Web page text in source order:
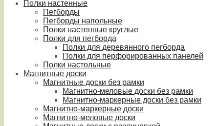
Полки настенные
Пегборды
Пегборды напольные
Полки настенные круглые
Полки для пегборда
Полки для деревянного пегборда
Полки для перфорированных панелей
Полки настольные
Магнитные доски
Магнитные доски без рамки
Магнитно-меловые доски без рамки
Магнитно-маркерные доски без рамки
Магнитно-маркерные доски
Магнитно-меловые доски